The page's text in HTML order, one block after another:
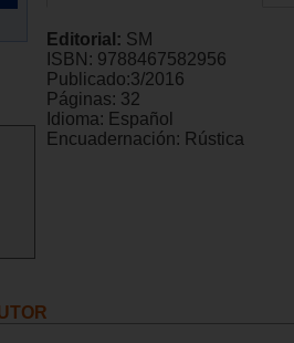
Editorial: SM
ISBN: 9788467582956
Publicado:3/2016
Páginas: 32
Idioma: Español
Encuadernación: Rústica